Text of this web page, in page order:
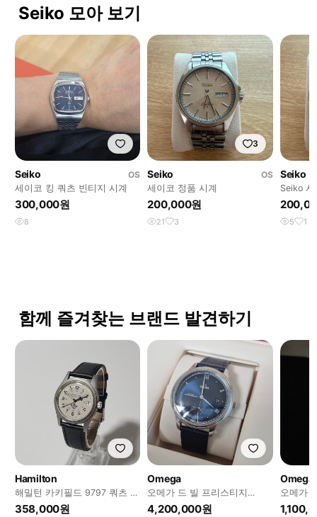
Seiko 모아 보기
Seiko
OS
세이코 킹 쿼츠 빈티지 시계
300,000원
8
3
Seiko
OS
세이코 정품 시계
200,000원
21 3
Seiko
Seiko
5 1
함께 즐겨찾는 브랜드 발견하기
Hamilton
해밀턴 카키필드 9797 쿼츠 흰
판 시계
358,000원
Omega
오메가 드 빌 프리스티지
41mm 풀박스 (2023년식)
4,200,000원
Omega
오메가
지 시계